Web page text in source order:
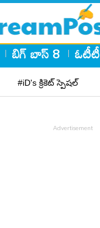
బిగ్ బాస్ 8 ఓటీటీ
#iD's క్రికెట్ స్పెషల్